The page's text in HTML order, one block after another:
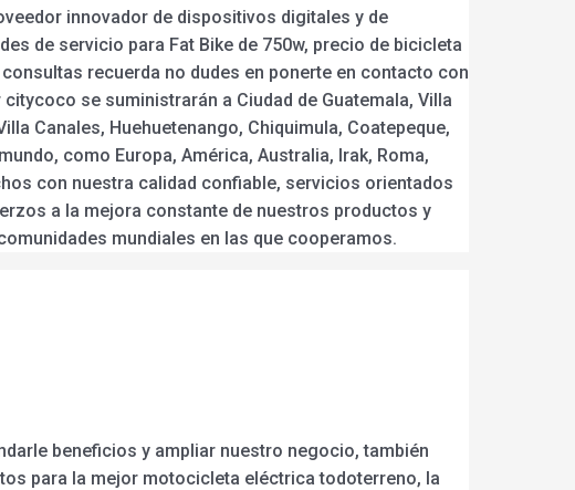
innovador de dispositivos digitales y de
de servicio para Fat Bike de 750w, precio de bicicleta
recuerda no dudes en ponerte en contacto con
se suministrarán a Ciudad de Guatemala, Villa
Canales, Huehuetenango, Chiquimula, Coatepeque,
como Europa, América, Australia, Irak, Roma,
con nuestra calidad confiable, servicios orientados
a la mejora constante de nuestros productos y
mundiales en las que cooperamos.
beneficios y ampliar nuestro negocio, también
para la mejor motocicleta eléctrica todoterreno, la